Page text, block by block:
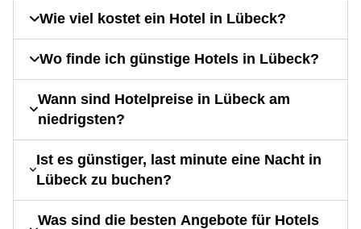
Wie viel kostet ein Hotel in Lübeck?
Wo finde ich günstige Hotels in Lübeck?
Wann sind Hotelpreise in Lübeck am
niedrigsten?
Ist es günstiger, last minute eine Nacht in
Lübeck zu buchen?
Was sind die besten Angebote für Hotels